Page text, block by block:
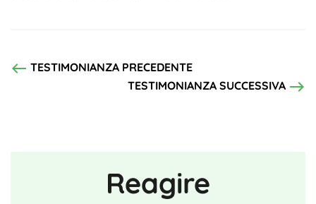
west TESTIMONIANZA PRECEDENTE
TESTIMONIANZA SUCCESSIVA east
Reagire